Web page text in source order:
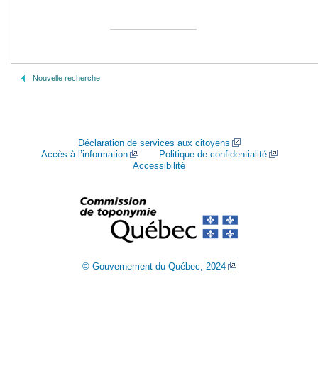
Nouvelle recherche
Déclaration de services aux citoyens
Accès à l’information
Politique de confidentialité
Accessibilité
© Gouvernement du Québec, 2024